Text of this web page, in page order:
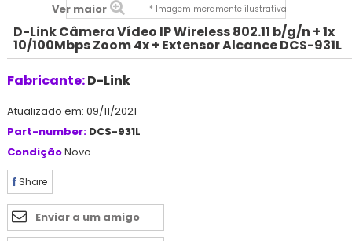
Ver maior * Imagem meramente ilustrativa
D-Link Câmera Vídeo IP Wireless 802.11 b/g/n + 1x
10/100Mbps Zoom 4x + Extensor Alcance DCS-931L
Fabricante:D-Link
Atualizado em: 09/11/2021
Part-number: DCS-931L
CondiçãoNovo
Share
Enviar a um amigo